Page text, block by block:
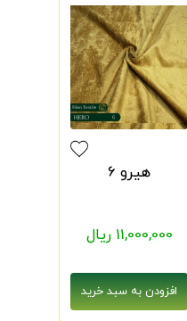
هیرو 6
11,000,000 ریال